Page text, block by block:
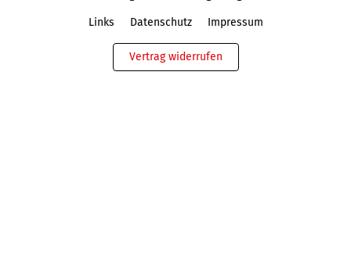
Links Datenschutz Impressum
Vertrag widerrufen